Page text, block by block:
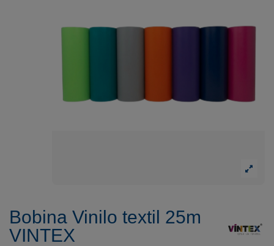
Bobina Vinilo textil 25m
VINTEX